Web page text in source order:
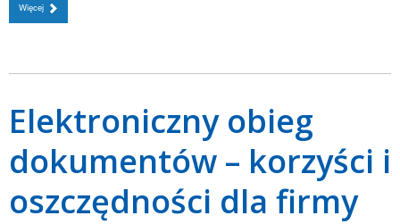
Więcej
Elektroniczny obieg
dokumentów – korzyści i
oszczędności dla firmy